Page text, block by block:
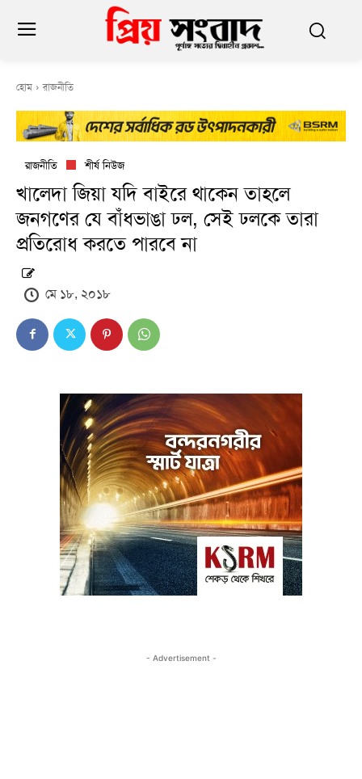
হোম রাজনীতি
রাজনীতি শীর্ষ নিউজ
খালেদা জিয়া যদি বাইরে থাকেন তাহলে
জনগণের যে বাঁধভাঙা ঢল, সেই ঢলকে তারা
প্রতিরোধ করতে পারবে না
মে ১৮, ২০১৮
- Advertisement -